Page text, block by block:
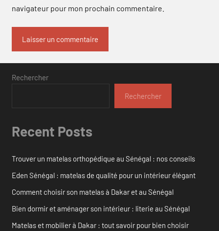
navigateur pour mon prochain commentaire.
Rechercher
Rechercher
Recent Posts
Trouver un matelas orthopédique au Sénégal : nos conseils
Eden Sénégal : matelas de qualité pour un intérieur élégant
Comment choisir son matelas à Dakar et au Sénégal
Bien dormir et aménager son intérieur : literie au Sénégal
Matelas et mobilier à Dakar : tout savoir pour bien choisir